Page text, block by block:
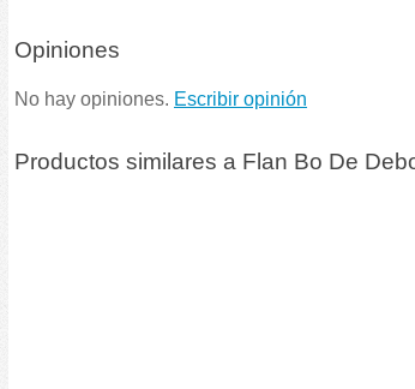
Opiniones
No hay opiniones. Escribir opinión
Productos similares a Flan Bo De